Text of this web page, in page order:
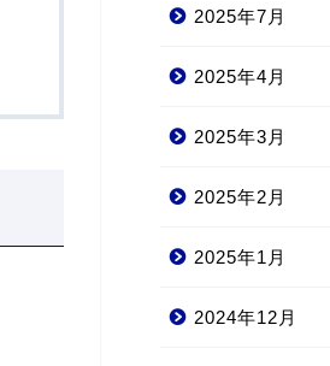
2025年7月
2025年4月
2025年3月
2025年2月
2025年1月
2024年12月